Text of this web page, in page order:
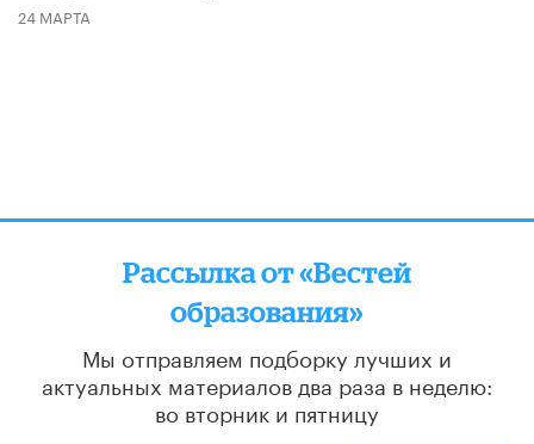
24 МАРТА
Рассылка от «Вестей
образования»
Мы отправляем подборку лучших и
актуальных материалов два раза в неделю:
во вторник и пятницу